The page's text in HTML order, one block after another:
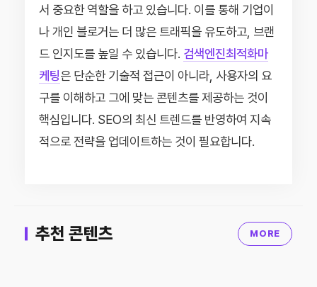
서 중요한 역할을 하고 있습니다. 이를 통해 기업이
나 개인 블로거는 더 많은 트래픽을 유도하고, 브랜
드 인지도를 높일 수 있습니다. 검색엔진최적화마
케팅은 단순한 기술적 접근이 아니라, 사용자의 요
구를 이해하고 그에 맞는 콘텐츠를 제공하는 것이
핵심입니다. SEO의 최신 트렌드를 반영하여 지속
적으로 전략을 업데이트하는 것이 필요합니다.
추천 콘텐츠 MORE